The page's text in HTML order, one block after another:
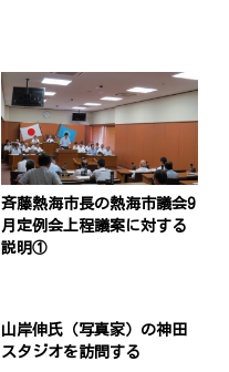
斉藤熱海市長の熱海市議会9
月定例会上程議案に対する
説明①
山岸伸氏（写真家）の神田
スタジオを訪問する